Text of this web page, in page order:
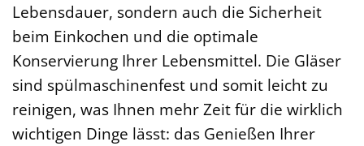
Lebensdauer, sondern auch die Sicherheit
beim Einkochen und die optimale
Konservierung Ihrer Lebensmittel. Die Gläser
sind spülmaschinenfest und somit leicht zu
reinigen, was Ihnen mehr Zeit für die wirklich
wichtigen Dinge lässt: das Genießen Ihrer